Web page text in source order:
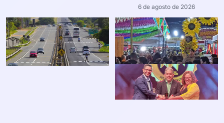
6 de agosto de 2026